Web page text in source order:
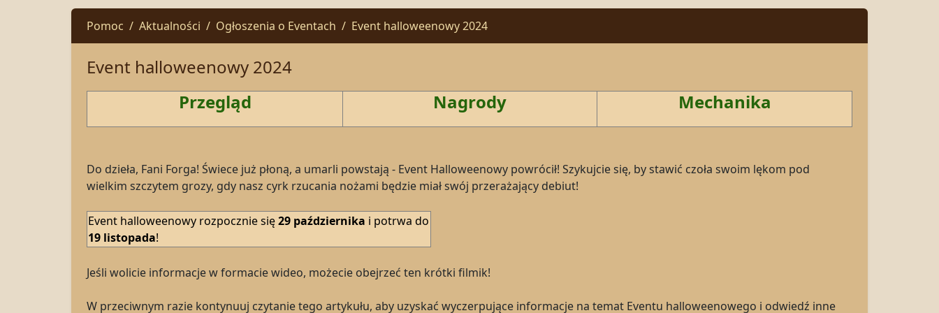
Pomoc Aktualności Ogłoszenia o Eventach Event halloweenowy 2024
Event halloweenowy 2024
Przegląd
Nagrody Mechanika
Do dzieła, Fani Forga! Świece już płoną, a umarli powstają - Event Halloweenowy powrócił! Szykujcie się, by stawić czoła swoim lękom pod
wielkim szczytem grozy, gdy nasz cyrk rzucania nożami będzie miał swój przerażający debiut!
Event halloweenowy rozpocznie się29 października i potrwa do
19 listopada!
Jeśli wolicie informacje w formacie wideo, możecie obejrzeć ten krótki filmik!
W przeciwnym razie kontynuuj czytanie tego artykułu, aby uzyskać wyczerpujące informacje na temat Eventu halloweenowego i odwiedź inne